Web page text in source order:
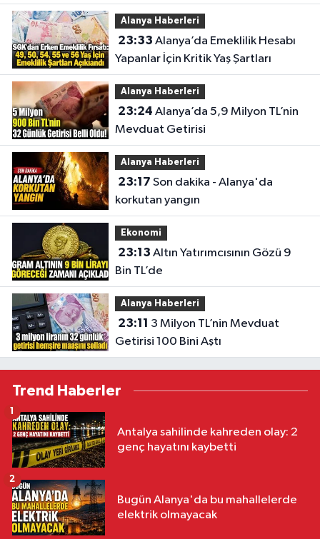
Alanya Haberleri
23:33
Yapanlar İçin Kritik Yaş Şartları
Alanya Haberleri
23:24
Mevduat Getirisi
Alanya Haberleri
23:17
korkutan yangın
Ekonomi
23:13
Bin TL’de
Alanya Haberleri
23:11
Getirisi 100 Bini Aştı
Trend Haberler
Antalya sahilinde kahreden olay: 2
genç hayatını kaybetti
Bugün Alanya'da bu mahallelerde
elektrik olmayacak
2